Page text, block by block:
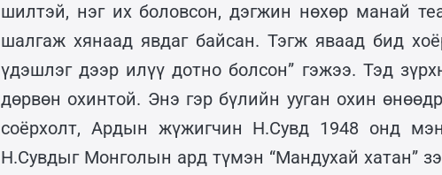
шилтэй, нэг их боловсон, дэгжин нөхөр манай
шалгаж хянаад явдаг байсан. Тэгж яваад бид
үдэшлэг дээр илүү дотно болсон” гэжээ. Тэд
дөрвөн охинтой. Энэ гэр бүлийн ууган охин
соёрхолт, Ардын жүжигчин Н.Сувд 1948 онд
Н.Сувдыг Монголын ард түмэн “Мандухай хатан”